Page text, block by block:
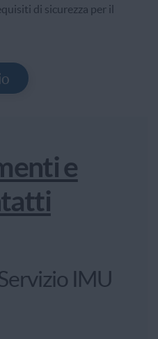
di sicurezza per il
e
IMU